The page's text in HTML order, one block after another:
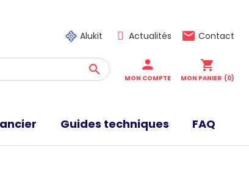
Alukit Actualités email Contact
 person
MON COMPTE
shopping_cart
MON PANIER (0)
Guides techniques FAQ